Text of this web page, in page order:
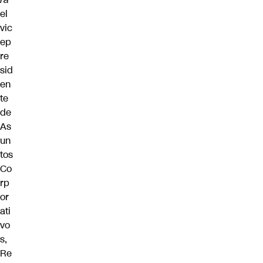
el
vic
ep
re
sid
en
te
de
As
un
tos
Co
rp
or
ati
vo
s,
Re